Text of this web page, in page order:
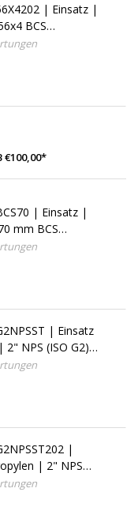
| Einsatz |
BCS
€100,00*
| Einsatz |
mm BCS
| Einsatz
NPS (ISO G2)
|
| 2" NPS